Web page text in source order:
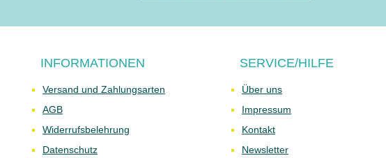
INFORMATIONEN
Versand und Zahlungsarten
AGB
Widerrufsbelehrung
Datenschutz
SERVICE/HILFE
Über uns
Impressum
Kontakt
Newsletter